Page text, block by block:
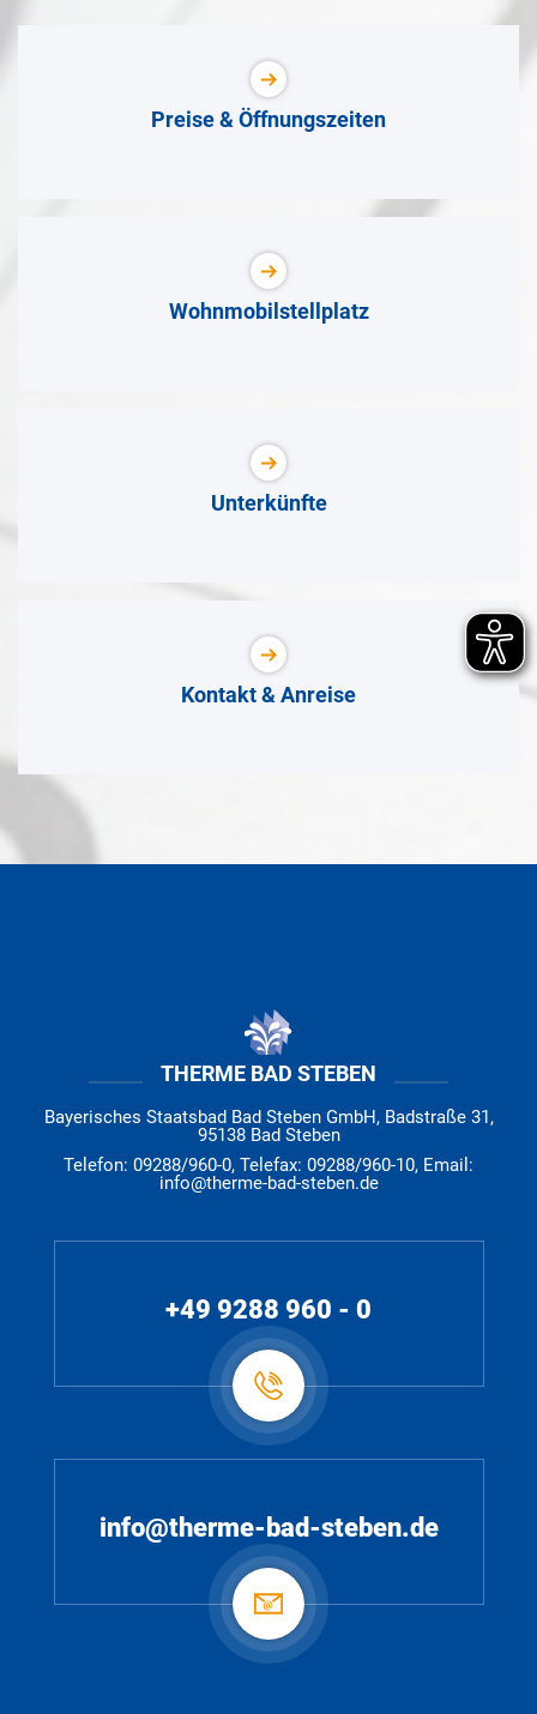
Preise & Öffnungszeiten
Wohnmobilstellplatz
Unterkünfte
Kontakt & Anreise
THERME BAD STEBEN
Bayerisches Staatsbad Bad Steben GmbH, Badstraße 31,
95138 Bad Steben
Telefon: 09288/960-0, Telefax: 09288/960-10, Email:
info@therme-bad-steben.de
+49 9288 960 - 0
info@therme-bad-steben.de